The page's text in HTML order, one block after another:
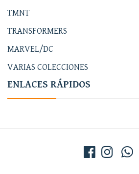
TMNT
TRANSFORMERS
MARVEL/DC
VARIAS COLECCIONES
ENLACES RÁPIDOS